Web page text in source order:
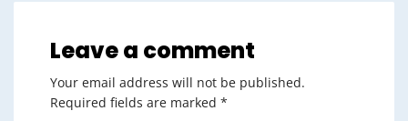
Leave a comment
Your email address will not be published.
Required fields are marked *